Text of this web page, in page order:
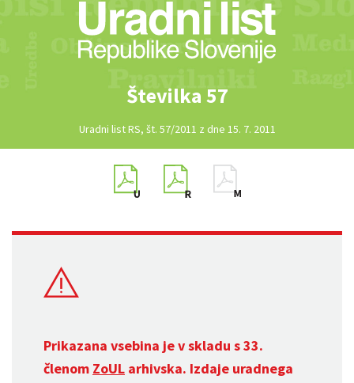
Številka 57
Uradni list RS, št. 57/2011 z dne 15. 7. 2011
Prikazana vsebina je v skladu s 33.
členom ZoUL arhivska. Izdaje uradnega